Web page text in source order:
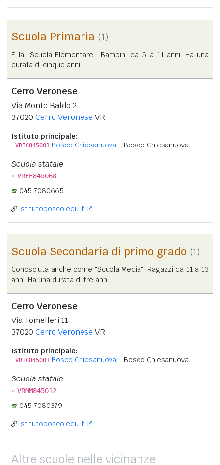
Scuola Primaria (1)
È la "Scuola Elementare". Bambini da 5 a 11 anni. Ha una
durata di cinque anni.
Cerro Veronese
Via Monte Baldo 2
37020 Cerro Veronese VR
Istituto principale:
VRIC845001 Bosco Chiesanuova - Bosco Chiesanuova
Scuola statale
» VREE845068
045 7080665
istitutobosco.edu.it
Scuola Secondaria di primo grado (1)
Conosciuta anche come "Scuola Media". Ragazzi da 11 a 13
anni. Ha una durata di tre anni.
Cerro Veronese
Via Tomelleri 11
37020 Cerro Veronese VR
Istituto principale:
VRIC845001 Bosco Chiesanuova - Bosco Chiesanuova
Scuola statale
» VRMM845012
045 7080379
istitutobosco.edu.it
Altre scuole nelle vicinanze